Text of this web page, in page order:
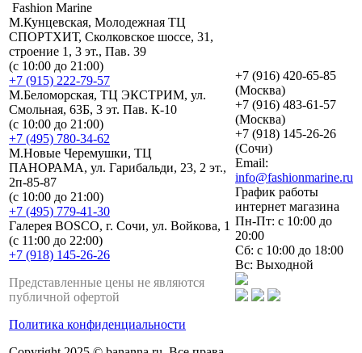
Fashion Marine
М.Кунцевская, Молодежная ТЦ
СПОРТХИТ, Сколковское шоссе, 31,
строение 1, 3 эт., Пав. 39
(с 10:00 до 21:00)
+7 (915) 222-79-57
М.Беломорская, ТЦ ЭКСТРИМ, ул.
Смольная, 63Б, 3 эт. Пав. К-10
(с 10:00 до 21:00)
+7 (495) 780-34-62
М.Новые Черемушки, ТЦ
ПАНОРАМА, ул. Гарибальди, 23, 2 эт.,
2п-85-87
(с 10:00 до 21:00)
+7 (495) 779-41-30
Галерея BOSCO, г. Сочи, ул. Войкова, 1
(с 11:00 до 22:00)
+7 (918) 145-26-26
Представленные цены не являются
публичной офертой
Политика конфиденциальности
+7 (916) 420-65-85
(Москва)
+7 (916) 483-61-57
(Москва)
+7 (918) 145-26-26
(Сочи)
Email:
info@fashionmarine.ru
График работы
интернет магазина
Пн-Пт: с 10:00 до
20:00
Сб: с 10:00 до 18:00
Вс: Выходной